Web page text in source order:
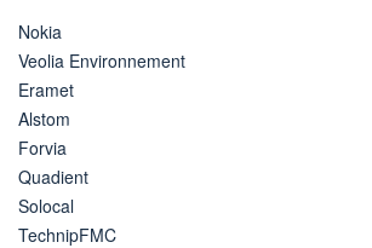
Nokia
Veolia Environnement
Eramet
Alstom
Forvia
Quadient
Solocal
TechnipFMC